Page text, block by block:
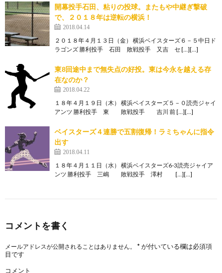
開幕投手石田、粘りの投球。またもや中継ぎ撃破
で、２０１８年は逆転の横浜！
2018.04.14
２０１８年４月１３日（金） 横浜ベイスターズ６－５中日ド
ラゴンズ 勝利投手 石田 敗戦投手 又吉 セ […][…]
東8回途中まで無失点の好投。東は今永を越える存
在なのか？
2018.04.22
１８年４月１９日（木） 横浜ベイスターズ５－０読売ジャイ
アンツ 勝利投手 東 敗戦投手 吉川 前 […][…]
ベイスターズ４連勝で五割復帰！ラミちゃんに指令
出す
2018.04.11
１８年４月１１日（水） 横浜ベイスターズ6-3読売ジャイア
ンツ 勝利投手 三嶋 敗戦投手 澤村 […][…]
コメントを書く
メールアドレスが公開されることはありません。 *が付いている欄は必須項
目です
コメント